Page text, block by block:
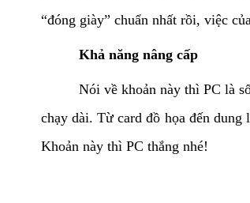
“đóng giày” chuẩn nhất rồi, việc
Khả năng nâng cấp
Nói về khoản này thì PC là
chạy dài. Từ card đồ họa đến
Khoản này thì PC thắng nhé!